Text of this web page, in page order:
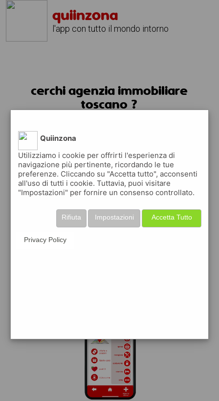
quiinzona
l'app con tutto il mondo intorno
cerchi agenzia immobiliare
toscano ?
Quiinzona
Utilizziamo i cookie per offrirti l'esperienza di
navigazione più pertinente, ricordando le tue
preferenze. Cliccando su "Accetta tutto", acconsenti
all'uso di tutti i cookie. Tuttavia, puoi visitare
"Impostazioni" per fornire un consenso controllato.
Accetta Tutto
Impostazioni
Rifiuta
Privacy Policy